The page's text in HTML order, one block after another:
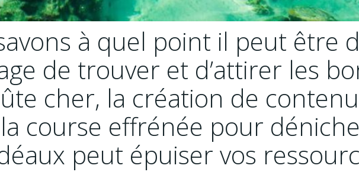
à quel point il peut être
de trouver et d’attirer les
cher, la création de
course effrénée pour
peut épuiser vos